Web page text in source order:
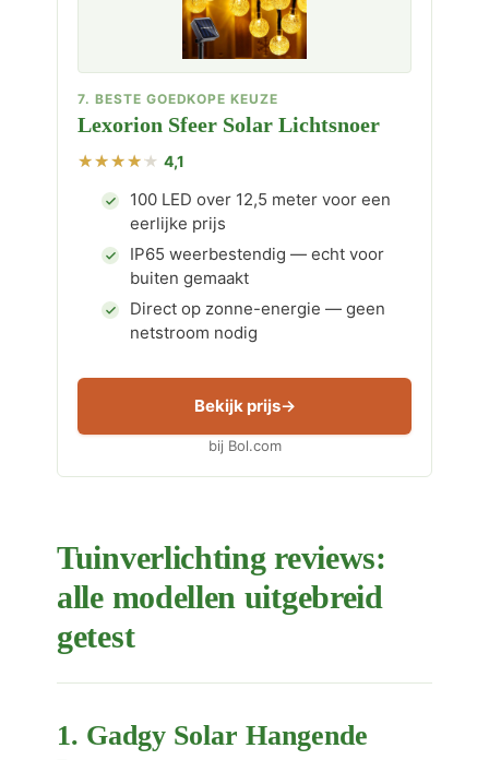
7. BESTE GOEDKOPE KEUZE
Lexorion Sfeer Solar Lichtsnoer
4,1
100 LED over 12,5 meter voor een
eerlijke prijs
IP65 weerbestendig — echt voor
buiten gemaakt
Direct op zonne-energie — geen
netstroom nodig
Bekijk prijs
bij Bol.com
Tuinverlichting reviews:
alle modellen uitgebreid
getest
1. Gadgy Solar Hangende